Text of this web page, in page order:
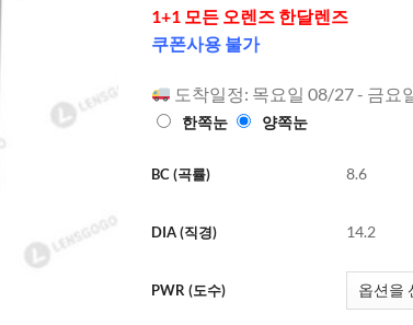
로 5점 만
점에 점으
로 평가됨
1+1 모든 오렌즈 한달렌즈
쿠폰사용 불가
도착일정: 목요일 08/27 - 금요
한쪽눈 양쪽눈
BC (곡률) 8.6
DIA (직경) 14.2
PWR (도수)